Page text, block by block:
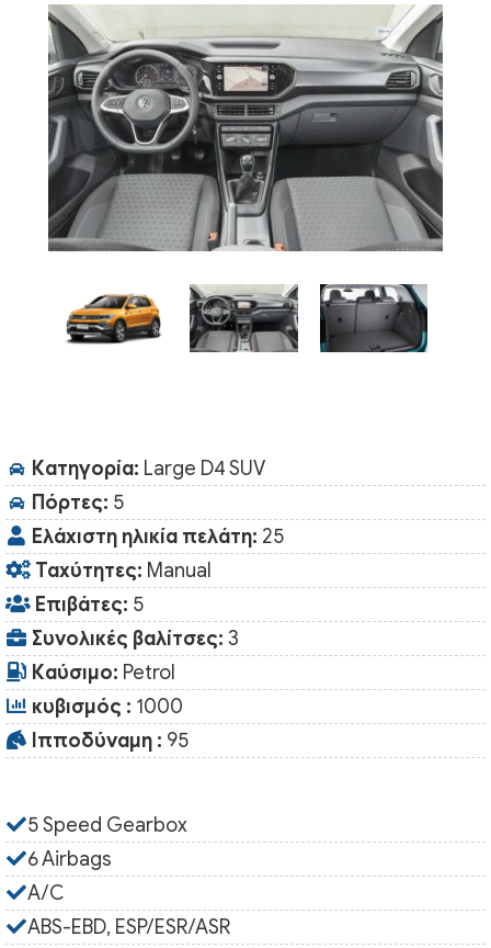
Κατηγορία: Large D4 SUV
Πόρτες: 5
Ελάχιστη ηλικία πελάτη: 25
Ταχύτητες: Manual
Επιβάτες: 5
Συνολικές βαλίτσες: 3
Καύσιμο: Petrol
κυβισμός : 1000
Ιπποδύναμη : 95
5 Speed Gearbox
6 Airbags
A/C
ABS-EBD, ESP/ESR/ASR